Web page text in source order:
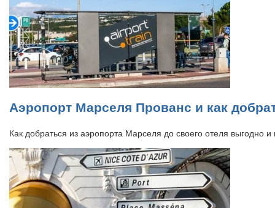
Аэропорт Марселя Прованс и как
Как добраться из аэропорта Марселя до своего отеля